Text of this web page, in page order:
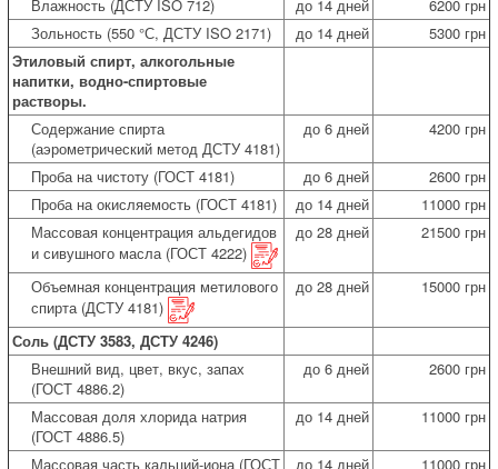
Влажность (ДСТУ ISO 712) до 14 дней
6200 грн
Зольность (550 °С, ДСТУ ISO 2171)
до 14 дней
5300 грн
Этиловый спирт, алкогольные
напитки, водно-спиртовые
растворы.
Содержание спирта
(аэрометрический метод ДСТУ 4181)
до 6 дней 4200 грн
Проба на чистоту (ГОСТ 4181) до 6 дней
2600 грн
Проба на окисляемость (ГОСТ 4181)
до 14 дней
11000 грн
Массовая концентрация альдегидов
и сивушного масла (ГОСТ 4222)
до 28 дней 21500 грн
Объемная концентрация метилового
спирта (ДСТУ 4181)
до 28 дней 15000 грн
Соль (ДСТУ 3583, ДСТУ 4246)
Внешний вид, цвет, вкус, запах
(ГОСТ 4886.2)
до 6 дней 2600 грн
Массовая доля хлорида натрия
(ГОСТ 4886.5)
до 14 дней 11000 грн
Массовая часть кальций-иона (ГОСТ
до 14 дней 11000 грн